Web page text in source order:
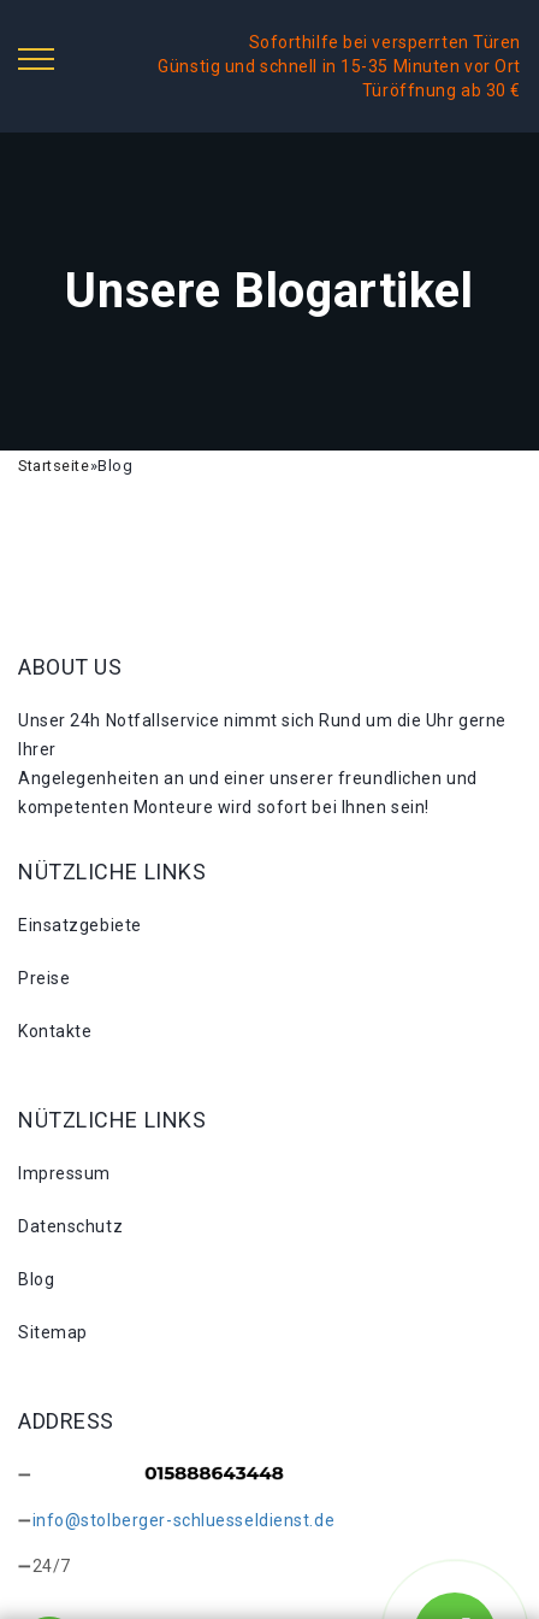
Soforthilfe bei versperrten Türen
Günstig und schnell in 15-35 Minuten vor Ort
Türöffnung ab 30 €
Unsere Blogartikel
Startseite»Blog
ABOUT US
Unser 24h Notfallservice nimmt sich Rund um die Uhr gerne
Ihrer
Angelegenheiten an und einer unserer freundlichen und
kompetenten Monteure wird sofort bei Ihnen sein!
NÜTZLICHE LINKS
Einsatzgebiete
Preise
Kontakte
NÜTZLICHE LINKS
Impressum
Datenschutz
Blog
Sitemap
ADDRESS
info@stolberger-schluesseldienst.de
24/7